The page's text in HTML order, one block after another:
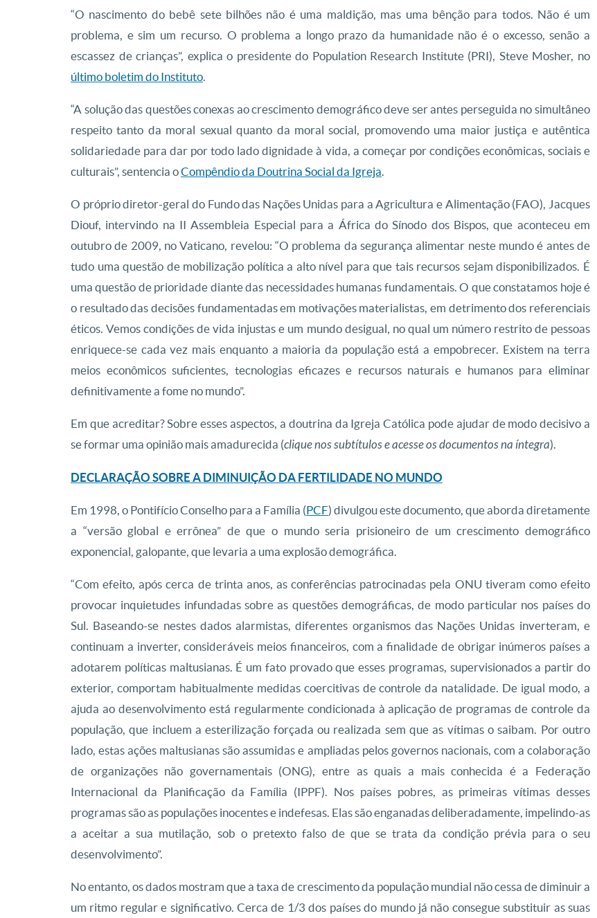
“O nascimento do bebê sete bilhões não é uma maldição, mas uma bênção para todos. Não é um
problema, e sim um recurso. O problema a longo prazo da humanidade não é o excesso, senão a
escassez de crianças”, explica o presidente do Population Research Institute (PRI), Steve Mosher, no
último boletim do Instituto.
“A solução das questões conexas ao crescimento demográfico deve ser antes perseguida no simultâneo
respeito tanto da moral sexual quanto da moral social, promovendo uma maior justiça e autêntica
solidariedade para dar por todo lado dignidade à vida, a começar por condições econômicas, sociais e
culturais”, sentencia oCompêndio da Doutrina Social da Igreja.
O próprio diretor-geral do Fundo das Nações Unidas para a Agricultura e Alimentação (FAO), Jacques
Diouf, intervindo na II Assembleia Especial para a África do Sínodo dos Bispos, que aconteceu em
outubro de 2009, no Vaticano, revelou: “O problema da segurança alimentar neste mundo é antes de
tudo uma questão de mobilização política a alto nível para que tais recursos sejam disponibilizados. É
uma questão de prioridade diante das necessidades humanas fundamentais. O que constatamos hoje é
o resultado das decisões fundamentadas em motivações materialistas, em detrimento dos referenciais
éticos. Vemos condições de vida injustas e um mundo desigual, no qual um número restrito de pessoas
enriquece-se cada vez mais enquanto a maioria da população está a empobrecer. Existem na terra
meios econômicos suficientes, tecnologias eficazes e recursos naturais e humanos para eliminar
definitivamente a fome no mundo”.
Em que acreditar? Sobre esses aspectos, a doutrina da Igreja Católica pode ajudar de modo decisivo a
se formar uma opinião mais amadurecida (clique nos subtítulos e acesse os documentos na íntegra).
DECLARAÇÃO SOBRE A DIMINUIÇÃO DA FERTILIDADE NO MUNDO
Em 1998, o Pontifício Conselho para a Família (PCF) divulgou este documento, que aborda diretamente
a “versão global e errônea” de que o mundo seria prisioneiro de um crescimento demográfico
exponencial, galopante, que levaria a uma explosão demográfica.
“Com efeito, após cerca de trinta anos, as conferências patrocinadas pela ONU tiveram como efeito
provocar inquietudes infundadas sobre as questões demográficas, de modo particular nos países do
Sul. Baseando-se nestes dados alarmistas, diferentes organismos das Nações Unidas inverteram, e
continuam a inverter, consideráveis meios financeiros, com a finalidade de obrigar inúmeros países a
adotarem políticas maltusianas. É um fato provado que esses programas, supervisionados a partir do
exterior, comportam habitualmente medidas coercitivas de controle da natalidade. De igual modo, a
ajuda ao desenvolvimento está regularmente condicionada à aplicação de programas de controle da
população, que incluem a esterilização forçada ou realizada sem que as vítimas o saibam. Por outro
lado, estas ações maltusianas são assumidas e ampliadas pelos governos nacionais, com a colaboração
de organizações não governamentais (ONG), entre as quais a mais conhecida é a Federação
Internacional da Planificação da Família (IPPF). Nos países pobres, as primeiras vítimas desses
programas são as populações inocentes e indefesas. Elas são enganadas deliberadamente, impelindo-as
a aceitar a sua mutilação, sob o pretexto falso de que se trata da condição prévia para o seu
desenvolvimento”.
No entanto, os dados mostram que a taxa de crescimento da população mundial não cessa de diminuir a
um ritmo regular e significativo. Cerca de 1/3 dos países do mundo já não consegue substituir as suas